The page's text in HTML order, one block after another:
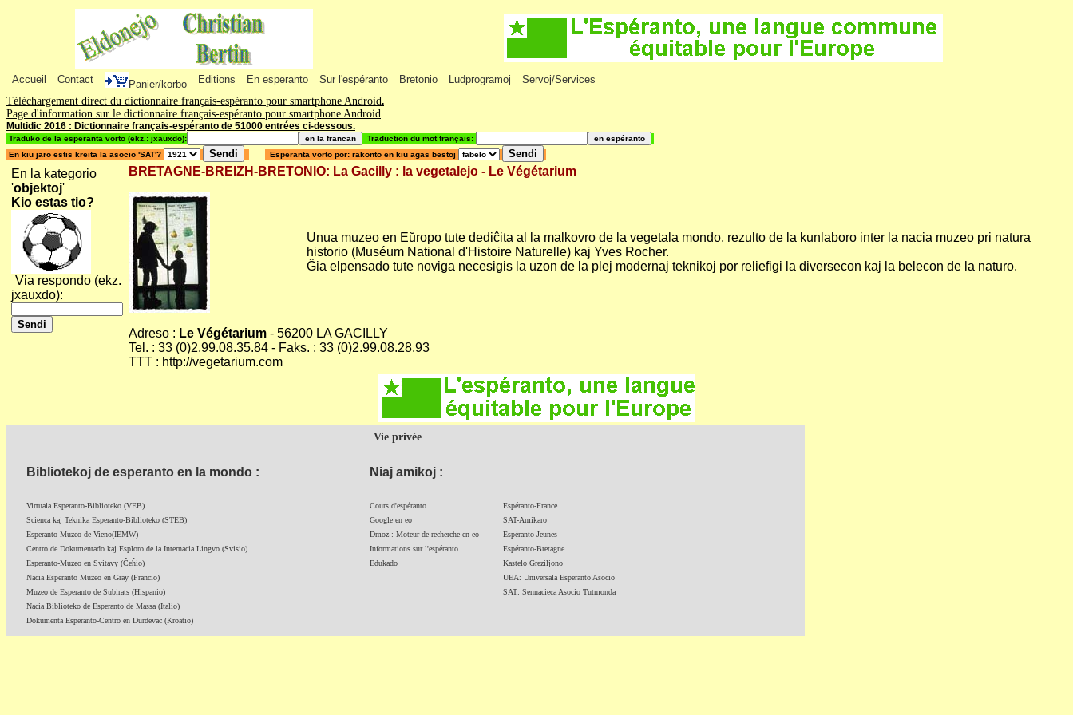
Accueil Contact Panier/korbo Editions En esperanto Sur l'espéranto Bretonio Ludprogramoj
Servoj/Services
Téléchargement direct du dictionnaire français-espéranto pour smartphone Android.
Page d'information sur le dictionnaire français-espéranto pour smartphone Android
Multidic 2016 : Dictionnaire français-espéranto de 51000 entrées ci-dessous.
Traduko de la esperanta vorto (ekz.: jxauxdo):
Traduction du mot français:
En kiu jaro estis kreita la asocio 'SAT'?
Esperanta vorto por: rakonto en kiu agas bestoj
En la kategorio
'objektoj'
Kio estas tio?
Via respondo (ekz.
jxauxdo):
BRETAGNE-BREIZH-BRETONIO: La Gacilly : la vegetalejo - Le Végétarium
Unua muzeo en Eŭropo tute dediĉita al la malkovro de la vegetala mondo, rezulto de la kunlaboro inter la nacia muzeo pri natura
historio (Muséum National d'Histoire Naturelle) kaj Yves Rocher.
Ĝia elpensado tute noviga necesigis la uzon de la plej modernaj teknikoj por reliefigi la diversecon kaj la belecon de la naturo.
Adreso : Le Végétarium - 56200 LA GACILLY
Tel. : 33 (0)2.99.08.35.84 - Faks. : 33 (0)2.99.08.28.93
TTT : http://vegetarium.com
Vie privée
Bibliotekoj de esperanto en la mondo :
Virtuala Esperanto-Biblioteko (VEB)
Scienca kaj Teknika Esperanto-Biblioteko (STEB)
Esperanto Muzeo de Vieno(IEMW)
Centro de Dokumentado kaj Esploro de la Internacia Lingvo (Svisio)
Esperanto-Muzeo en Svitavy (Ĉeĥio)
Nacia Esperanto Muzeo en Gray (Francio)
Muzeo de Esperanto de Subirats (Hispanio)
Nacia Biblioteko de Esperanto de Massa (Italio)
Dokumenta Esperanto-Centro en Durdevac (Kroatio)
Niaj amikoj :
Cours d'espéranto
Google en eo
Dmoz : Moteur de recherche en eo
Informations sur l'espéranto
Edukado
Espéranto-France
SAT-Amikaro
Espéranto-Jeunes
Espéranto-Bretagne
Kastelo Greziljono
UEA: Universala Esperanto Asocio
SAT: Sennacieca Asocio Tutmonda